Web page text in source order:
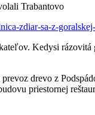
Trabantovo
zdiar-sa-z-
Kedysi rázovitá
drevo z
priestornej